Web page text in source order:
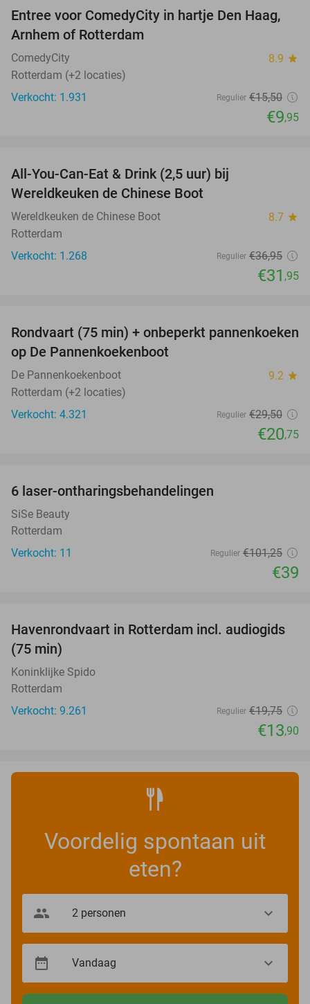
36%
TODAY
Entree voor ComedyCity in hartje Den Haag,
Arnhem of Rotterdam
ComedyCity 8.9 star
Rotterdam (+2 locaties)
Verkocht: 1.931
Regulier €15,50
€9,95
All-You-Can-Eat & Drink (2,5 uur) bij
Wereldkeuken de Chinese Boot
Wereldkeuken de Chinese Boot 8.7 star
Rotterdam
Verkocht: 1.268
Regulier €36,95
€31 ,95
30%
Rondvaart (75 min) + onbeperkt pannenkoeken
op De Pannenkoekenboot
De Pannenkoekenboot 9.2 star
Rotterdam (+2 locaties)
Verkocht: 4.321
Regulier €29,50
€20,75
6 laser-ontharingsbehandelingen
SiSe Beauty
Rotterdam
Verkocht: 11
Regulier €101,25
€39
30%
Havenrondvaart in Rotterdam incl. audiogids
(75 min)
Koninklijke Spido
Rotterdam
Verkocht: 9.261
Regulier €19,75
€13,90
Voordelig spontaan uit
eten?